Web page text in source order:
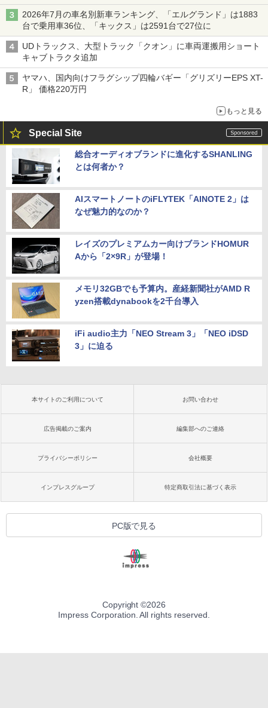
バス
2026年7月の車名別新車ランキング、「エルグランド」は1883
台で乗用車36位、「キックス」は2591台で27位に
UDトラックス、大型トラック「クオン」に車両運搬用ショート
キャブトラクタ追加
ヤマハ、国内向けフラグシップ四輪バギー「グリズリーEPS XT-
R」 価格220万円
もっと見る
Special Site
総合オーディオブランドに進化するSHANLING
とは何者か？
AIスマートノートのiFLYTEK「AINOTE 2」は
なぜ魅力的なのか？
レイズのプレミアムカー向けブランドHOMUR
Aから「2×9R」が登場！
メモリ32GBでも予算内。産経新聞社がAMD R
yzen搭載dynabookを2千台導入
iFi audio主力「NEO Stream 3」「NEO iDSD
3」に迫る
本サイトのご利用について お問い合わせ
広告掲載のご案内 編集部へのご連絡
プライバシーポリシー 会社概要
インプレスグループ 特定商取引法に基づく表示
PC版で見る
Copyright ©2026
Impress Corporation. All rights reserved.